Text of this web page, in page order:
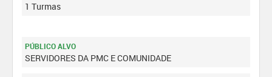
1 Turmas
PÚBLICO ALVO
SERVIDORES DA PMC E COMUNIDADE